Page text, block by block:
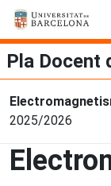
Pla Docent
2025/2026